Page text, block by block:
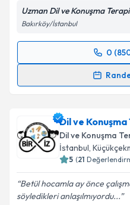
Uzman Dil ve Konuşma
Bakırköy/İstanbul
0
Randevu Takvimi
randevu almanız için bir
posta ile
E-posta Adresiniz
Dil ve
Dil ve Konuşma
İstanbul,
5 (21
Betül hocamla ay önce
söyledikleri anlaşılmıyordu...